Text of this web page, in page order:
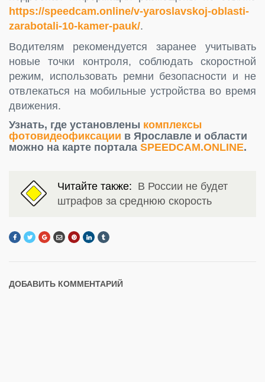
https://speedcam.online/v-yaroslavskoj-oblasti-
zarabotali-10-kamer-pauk/.
Водителям рекомендуется заранее учитывать
новые точки контроля, соблюдать скоростной
режим, использовать ремни безопасности и не
отвлекаться на мобильные устройства во время
движения.
Узнать, где установлены комплексы
фотовидеофиксации в Ярославле и области
можно на карте портала SPEEDCAM.ONLINE.
Читайте также: В России не будет
штрафов за среднюю скорость
ДОБАВИТЬ КОММЕНТАРИЙ